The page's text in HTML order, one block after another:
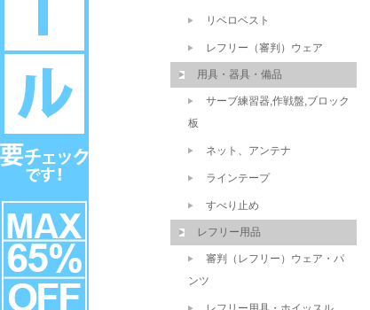
リベロベスト
レフリー（審判）ウェア
用具・器具・備品
サーブ練習器,作戦盤,ブロック
板
ネット、アンテナ
ラインテープ
すべり止め
レフリー用品
審判（レフリー）ウェア・パ
ンツ